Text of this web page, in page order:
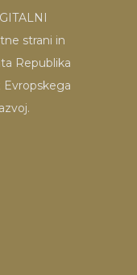
strani in
Republika
Evropskega